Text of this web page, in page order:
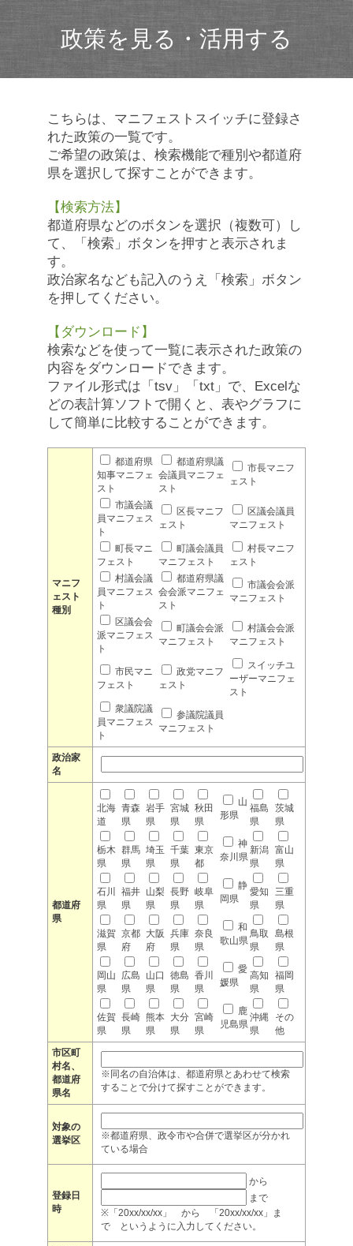
政策を見る・活用する
こちらは、マニフェストスイッチに登録さ
れた政策の一覧です。
ご希望の政策は、検索機能で種別や都道府
県を選択して探すことができます。
【検索方法】
都道府県などのボタンを選択（複数可）し
て、「検索」ボタンを押すと表示されま
す。
政治家名なども記入のうえ「検索」ボタン
を押してください。
【ダウンロード】
検索などを使って一覧に表示された政策の
内容をダウンロードできます。
ファイル形式は「tsv」「txt」で、Excelな
どの表計算ソフトで開くと、表やグラフに
して簡単に比較することができます。
マニフ
ェスト
種別
都道府県
知事マニフェ
スト
都道府県議
会議員マニフェ
スト
市長マニフ
ェスト
市議会議
員マニフェス
ト
区長マニフ
ェスト
区議会議員
マニフェスト
町長マニ
フェスト
町議会議員
マニフェスト
村長マニフ
ェスト
村議会議
員マニフェス
ト
都道府県議
会会派マニフェ
スト
市議会会派
マニフェスト
区議会会
派マニフェス
ト
町議会会派
マニフェスト
村議会会派
マニフェスト
市民マニ
フェスト
政党マニフ
ェスト
スイッチユ
ーザーマニフェ
スト
衆議院議
員マニフェス
ト
参議院議員
マニフェスト
政治家
名
都道府
県
北海
道
青森
県
岩手
県
宮城
県
秋田
県
山
形県
福島
県
茨城
県
栃木
県
群馬
県
埼玉
県
千葉
県
東京
都
神
奈川県
新潟
県
富山
県
石川
県
福井
県
山梨
県
長野
県
岐阜
県
静
岡県
愛知
県
三重
県
滋賀
県
京都
府
大阪
府
兵庫
県
奈良
県
和
歌山県
鳥取
県
島根
県
岡山
県
広島
県
山口
県
徳島
県
香川
県
愛
媛県
高知
県
福岡
県
佐賀
県
長崎
県
熊本
県
大分
県
宮崎
県
鹿
児島県
沖縄
県
その
他
市区町
村名、
都道府
県名
※同名の自治体は、都道府県とあわせて検索
することで分けて探すことができます。
対象の
選挙区
※都道府県、政令市や合併で選挙区が分かれ
ている場合
登録日
時
から
まで
※「20xx/xx/xx」 から 「20xx/xx/xx」ま
で というように入力してください。